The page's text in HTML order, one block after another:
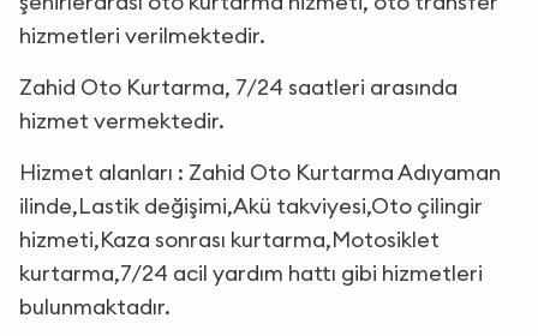
hizmetleri verilmektedir.
Zahid Oto Kurtarma, 7/24 saatleri arasında
hizmet vermektedir.
Hizmet alanları : Zahid Oto Kurtarma Adıyaman
ilinde,Lastik değişimi,Akü takviyesi,Oto çilingir
hizmeti,Kaza sonrası kurtarma,Motosiklet
kurtarma,7/24 acil yardım hattı gibi hizmetleri
bulunmaktadır.